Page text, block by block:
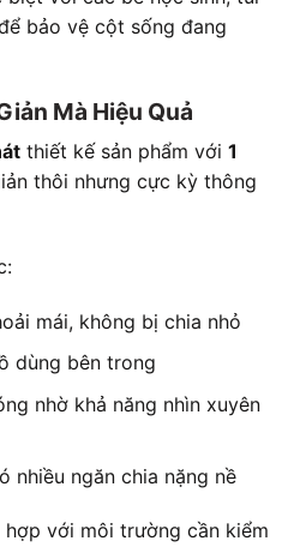
bảo vệ cột sống đang
Mà Hiệu Quả
thiết kế sản phẩm với 1
thôi nhưng cực kỳ thông
mái, không bị chia nhỏ
dùng bên trong
nhờ khả năng nhìn xuyên
nhiều ngăn chia nặng nề
với môi trường cần kiểm